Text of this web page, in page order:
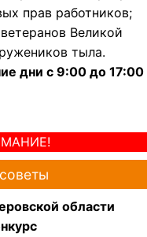
прав работников;
Великой
тыла.
дни с 9:00 до 17:00
области